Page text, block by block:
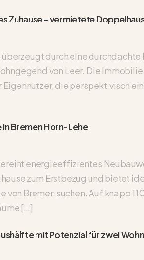
Zuhause – vermietete
durch eine
von Leer. Die
Eigennutzer, die perspektivisch
Bremen Horn-Lehe
energieeffizientes
zum Erstbezug und bietet
von Bremen suchen. Auf knapp
[…]
mit Potenzial für zwei